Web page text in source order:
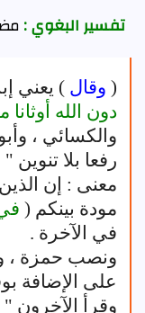
تفسير البغوي :
( وقال ) يعني
دون الله أوثانا
والكسائي ،
رفعا بلا
معنى : إن
مودة بينكم ( في
في الآخرة .
ونصب حمزة ،
على الإضافة
وقرأ الآخرون